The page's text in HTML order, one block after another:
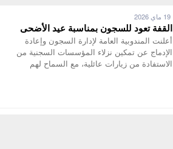
القفة تعود للسجون بمناسبة عيد الأضحى
أعلنت المندوبية العامة لإدارة السجون وإعادة
الإدماج عن تمكين نزلاء المؤسسات السجنية من
الاستفادة من زيارات عائلية، مع السماح لهم